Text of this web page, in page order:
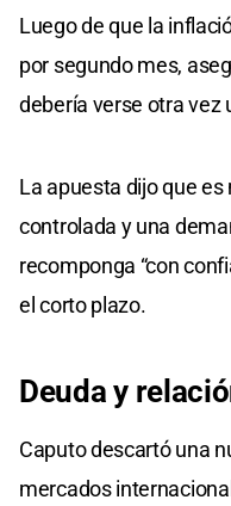
Luego de que la
por segundo mes,
debería verse otra vez
La apuesta dijo que
controlada y una
recomponga “con
el corto plazo.
Deuda y
Caputo descartó una
mercados